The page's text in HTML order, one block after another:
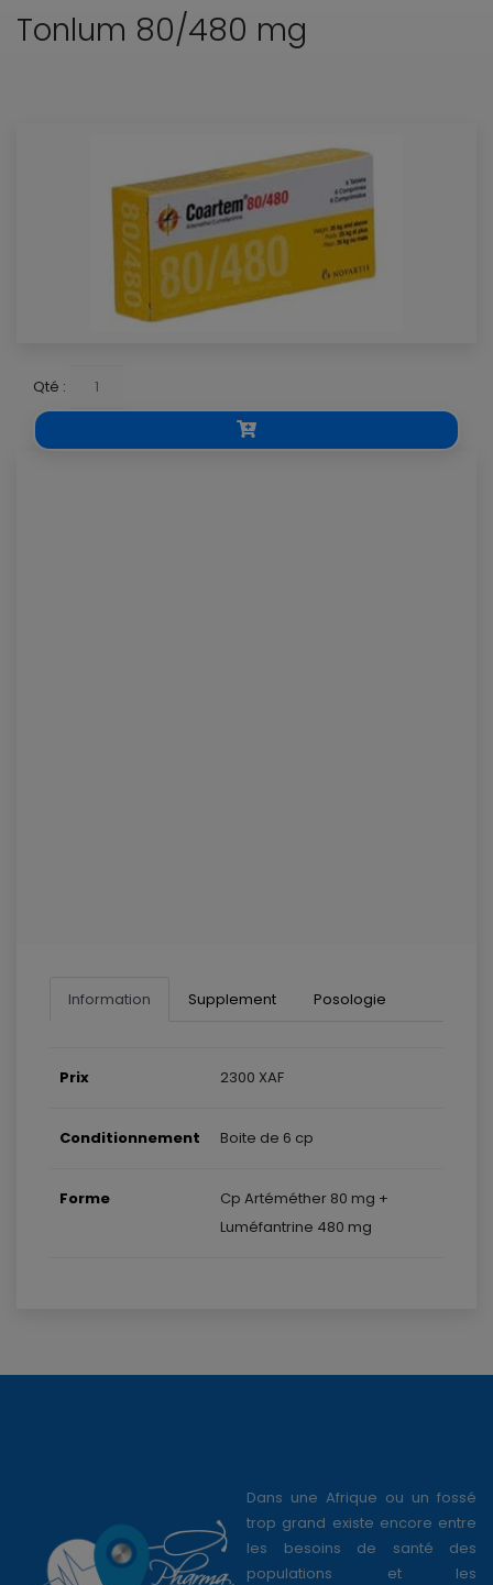
Tonlum 80/480 mg
Qté :
Information Supplement Posologie
Prix 2300 XAF
Conditionnement Boite de 6 cp
Forme
Cp Artéméther 80 mg +
Luméfantrine 480 mg
Dans une Afrique ou un fossé
trop grand existe encore entre
les besoins de santé des
populations et les